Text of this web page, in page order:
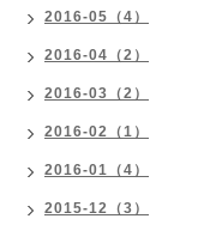
2016-05（4）
2016-04（2）
2016-03（2）
2016-02（1）
2016-01（4）
2015-12（3）